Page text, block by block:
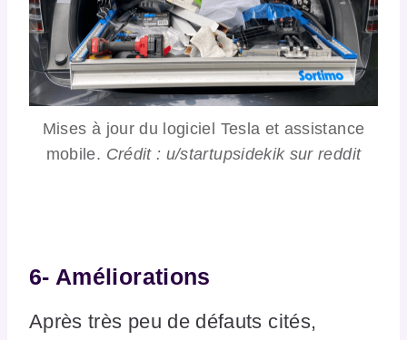
Mises à jour du logiciel Tesla et assistance
mobile. Crédit : u/startupsidekik sur reddit
6- Améliorations
Après très peu de défauts cités,